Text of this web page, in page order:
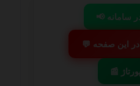
سامانه
در این صفحه